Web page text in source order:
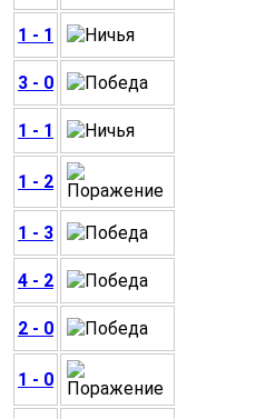
1 - 1
3 - 0
1 - 1
1 - 2
1 - 3
4 - 2
2 - 0
1 - 0